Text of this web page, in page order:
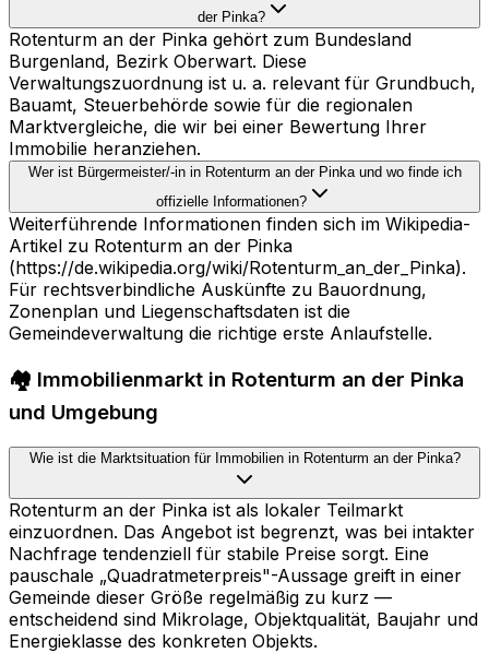
der Pinka?
Rotenturm an der Pinka gehört zum Bundesland
Burgenland, Bezirk Oberwart. Diese
Verwaltungszuordnung ist u. a. relevant für Grundbuch,
Bauamt, Steuerbehörde sowie für die regionalen
Marktvergleiche, die wir bei einer Bewertung Ihrer
Immobilie heranziehen.
Wer ist Bürgermeister/-in in Rotenturm an der Pinka und wo finde ich
offizielle Informationen?
Weiterführende Informationen finden sich im Wikipedia-
Artikel zu Rotenturm an der Pinka
(https://de.wikipedia.org/wiki/Rotenturm_an_der_Pinka).
Für rechtsverbindliche Auskünfte zu Bauordnung,
Zonenplan und Liegenschaftsdaten ist die
Gemeindeverwaltung die richtige erste Anlaufstelle.
🏘️ Immobilienmarkt in Rotenturm an der Pinka
und Umgebung
Wie ist die Marktsituation für Immobilien in Rotenturm an der Pinka?
Rotenturm an der Pinka ist als lokaler Teilmarkt
einzuordnen. Das Angebot ist begrenzt, was bei intakter
Nachfrage tendenziell für stabile Preise sorgt. Eine
pauschale „Quadratmeterpreis"-Aussage greift in einer
Gemeinde dieser Größe regelmäßig zu kurz —
entscheidend sind Mikrolage, Objektqualität, Baujahr und
Energieklasse des konkreten Objekts.